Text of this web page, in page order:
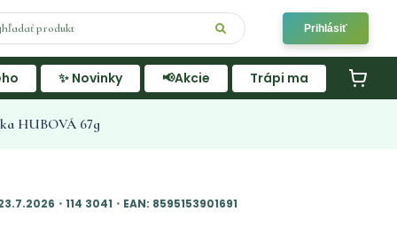
Prihlásiť
✨ Novinky 📢Akcie Trápi ma
HUBOVÁ 67g
・114 3041・EAN: 8595153901691